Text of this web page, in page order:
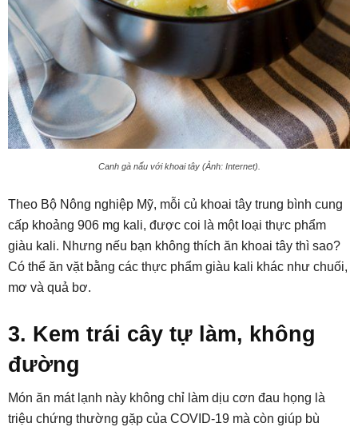
Canh gà nấu với khoai tây (Ảnh: Internet).
Theo Bộ Nông nghiệp Mỹ, mỗi củ khoai tây trung bình cung
cấp khoảng 906 mg kali, được coi là một loại thực phẩm
giàu kali. Nhưng nếu bạn không thích ăn khoai tây thì sao?
Có thể ăn vặt bằng các thực phẩm giàu kali khác như chuối,
mơ và quả bơ.
3. Kem trái cây tự làm, không
đường
Món ăn mát lạnh này không chỉ làm dịu cơn đau họng là
triệu chứng thường gặp của COVID-19 mà còn giúp bù